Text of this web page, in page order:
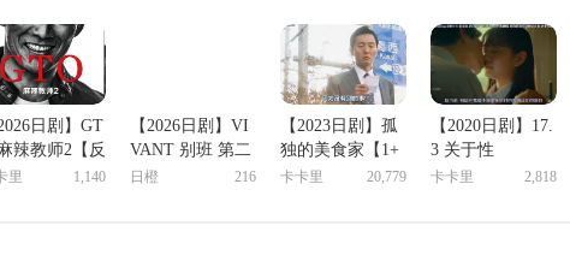
2026日剧】GT
辣教师2【反
史】
1,140
里
【2026日剧】VI
VANT 别班 第二
季【二宫和也】216
日橙
【2023日剧】孤
独的美食家【1+
2+3+4+5+6+7+8+
20,779
卡卡里
【2020日剧】17.
3 关于性
2,818
卡卡里